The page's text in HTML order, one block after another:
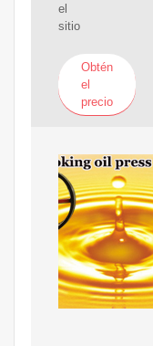
el
sitio
Obtén
el
precio